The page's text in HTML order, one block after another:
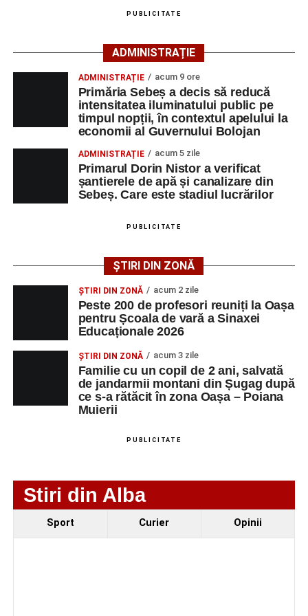
Lista publicată de AJOFM Alba include, pe lângă
denumirea posturilor vacante din Săsciori, și datele de
contact ale angajatorilor, precum numere de telefon și
adrese de e-mail, pentru ca persoanele interesate să
poată solicita detalii despre condițiile de angajare,
programul de lucru și procesul de recrutare.
Mai jos puteți consulta lista completă a locurilor de
muncă disponibile în comuna Săsciori la data de 4
AGENT OCUPAŢIA
NR.
NR.
Technology Srl
OPERATOR LA
MASINI-UNELTE
NUMERICA
1 0752826367
Ultimele știri din Sebeș
PUBLICITATE
ADMINISTRAȚIE
ADMINISTRAȚIE acum 9 ore
Primăria Sebeș a decis să reducă
intensitatea iluminatului public pe
timpul nopții, în contextul apelului la
economii al Guvernului Bolojan
ADMINISTRAȚIE acum 5 zile
Primarul Dorin Nistor a verificat
șantierele de apă și canalizare din
Sebeș. Care este stadiul lucrărilor
PUBLICITATE
ȘTIRI DIN ZONĂ
ȘTIRI DIN ZONĂ acum 2 zile
Peste 200 de profesori reuniți la Oașa
pentru Școala de vară a Sinaxei
Educaționale 2026
ȘTIRI DIN ZONĂ acum 3 zile
Familie cu un copil de 2 ani, salvată
de jandarmii montani din Șugag după
ce s-a rătăcit în zona Oașa – Poiana
Muierii
PUBLICITATE
Stiri din Alba
Sport Curier Opinii